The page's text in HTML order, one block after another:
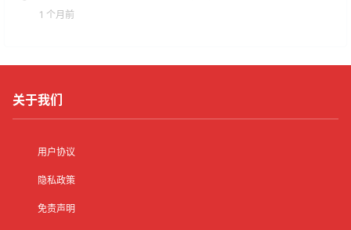
1 个月前
关于我们
用户协议
隐私政策
免责声明